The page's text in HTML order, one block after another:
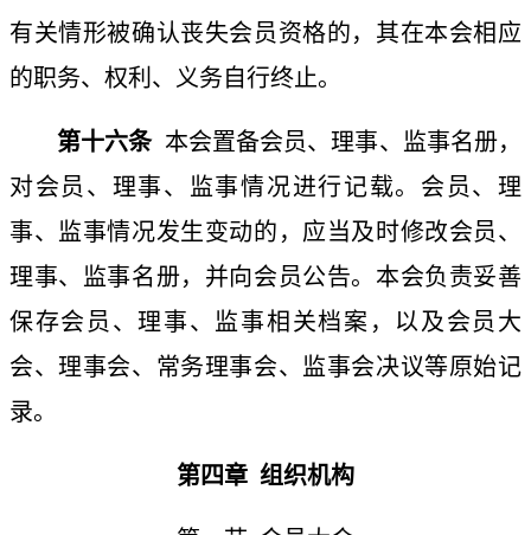
有关情形被确认丧失会员资格的，其在本会相应
的职务、权利、义务自行终止。
第十六条 本会置备会员、理事、监事名册，
对会员、理事、监事情况进行记载。会员、理
事、监事情况发生变动的，应当及时修改会员、
理事、监事名册，并向会员公告。本会负责妥善
保存会员、理事、监事相关档案，以及会员大
会、理事会、常务理事会、监事会决议等原始记
录。
第四章 组织机构